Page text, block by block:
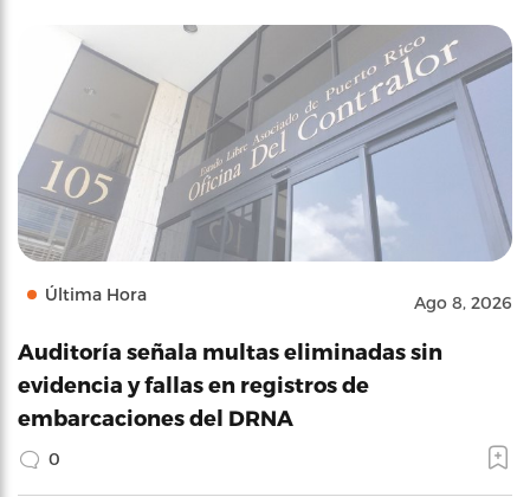
Última Hora Ago 8, 2026
Auditoría señala multas eliminadas sin
evidencia y fallas en registros de
embarcaciones del DRNA
0